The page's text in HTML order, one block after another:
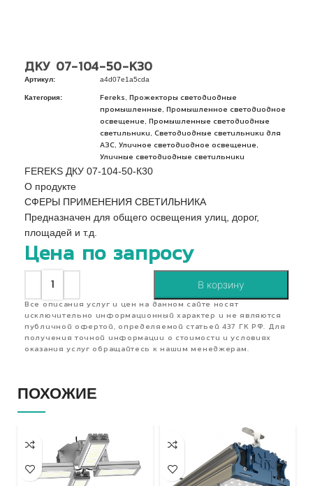
ДКУ 07-104-50-К30
Артикул: a4d07e1a5cda
Категория: Fereks
Прожекторы светодиодные
промышленные
Промышленное светодиодное
освещение
Промышленные светодиодные
светильники
Светодиодные светильники для
АЗС Уличное светодиодное освещение
Уличные светодиодные светильники
FEREKS ДКУ 07-104-50-К30
О продукте
СФЕРЫ ПРИМЕНЕНИЯ СВЕТИЛЬНИКА
Предназначен для общего освещения улиц, дорог,
площадей и т.д.
Цена по запросу
В корзину
Все описания услуг и цен на данном сайте носят
исключительно информационный характер и не являются
публичной офертой, определяемой статьей 437 ГК РФ. Для
получения точной информации о стоимости и условиях
оказания услуг обращайтесь к нашим менеджерам.
ПОХОЖИЕ